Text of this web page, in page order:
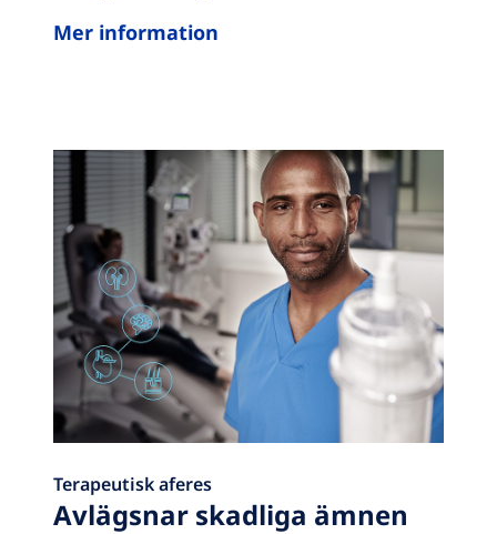
Mer information
Terapeutisk aferes
Avlägsnar skadliga ämnen